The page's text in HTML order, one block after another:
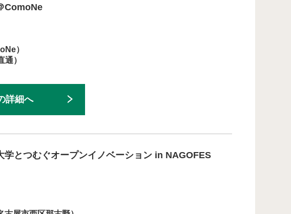
ComoNe
）
）
詳細へ
とつむぐオープンイノベーション in NAGOFES